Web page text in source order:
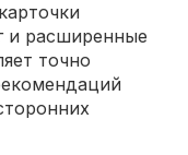
и расширенные
точно